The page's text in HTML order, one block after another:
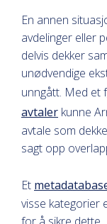
En annen
avdelinger eller
delvis dekker
unødvendige
unngått. Med et f
avtaler kunne
avtale som
sagt opp
Et
visse kategorier